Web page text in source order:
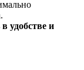
удобстве и